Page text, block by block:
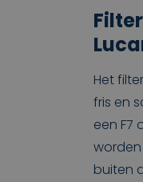
Het
fris en
een F7
buiten